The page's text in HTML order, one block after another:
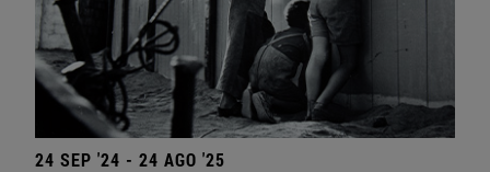
24 SEP '24 - 24 AGO '25